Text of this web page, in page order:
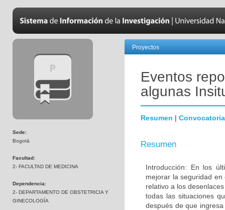
Sede:
Bogotá
Facultad:
2- FACULTAD DE MEDICINA
Dependencia:
2- DEPARTAMENTO DE OBSTETRICIA Y
GINECOLOGÍA
Proyectos
Eventos
algunas
Resumen | Convocatoria
Resumen
Introducción: En los
mejorar la seguridad
relativo a los
todas las situaciones
después de que